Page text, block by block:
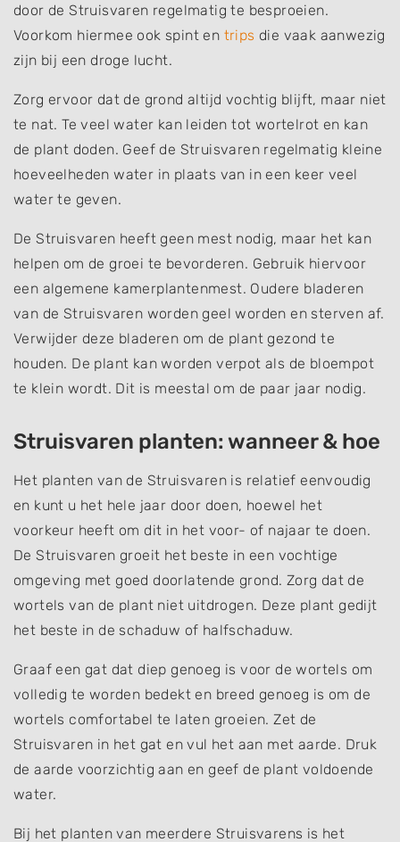
door de Struisvaren regelmatig te besproeien.
Voorkom hiermee ook spint en trips die vaak aanwezig
zijn bij een droge lucht.
Zorg ervoor dat de grond altijd vochtig blijft, maar niet
te nat. Te veel water kan leiden tot wortelrot en kan
de plant doden. Geef de Struisvaren regelmatig kleine
hoeveelheden water in plaats van in een keer veel
water te geven.
De Struisvaren heeft geen mest nodig, maar het kan
helpen om de groei te bevorderen. Gebruik hiervoor
een algemene kamerplantenmest. Oudere bladeren
van de Struisvaren worden geel worden en sterven af.
Verwijder deze bladeren om de plant gezond te
houden. De plant kan worden verpot als de bloempot
te klein wordt. Dit is meestal om de paar jaar nodig.
Struisvaren planten: wanneer & hoe
Het planten van de Struisvaren is relatief eenvoudig
en kunt u het hele jaar door doen, hoewel het
voorkeur heeft om dit in het voor- of najaar te doen.
De Struisvaren groeit het beste in een vochtige
omgeving met goed doorlatende grond. Zorg dat de
wortels van de plant niet uitdrogen. Deze plant gedijt
het beste in de schaduw of halfschaduw.
Graaf een gat dat diep genoeg is voor de wortels om
volledig te worden bedekt en breed genoeg is om de
wortels comfortabel te laten groeien. Zet de
Struisvaren in het gat en vul het aan met aarde. Druk
de aarde voorzichtig aan en geef de plant voldoende
water.
Bij het planten van meerdere Struisvarens is het